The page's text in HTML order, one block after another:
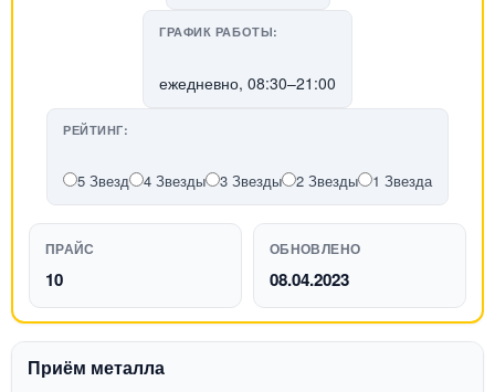
ГРАФИК РАБОТЫ:
ежедневно, 08:30–21:00
РЕЙТИНГ:
5 Звезд 4 Звезды 3 Звезды 2 Звезды 1 Звезда
ПРАЙС
10
ОБНОВЛЕНО
08.04.2023
Приём металла